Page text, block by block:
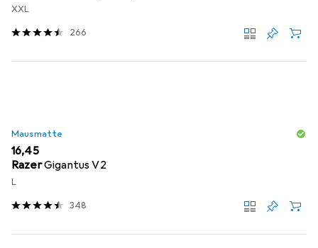
XXL
266
Mausmatte
EUR
16,45
RazerGigantus V2
L
348